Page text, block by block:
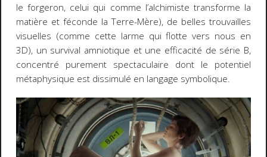
le forgeron, celui qui comme l’alchimiste transforme la
matière et féconde la Terre-Mère), de belles trouvailles
visuelles (comme cette larme qui flotte vers nous en
3D), un survival amniotique et une efficacité de série B,
concentré purement spectaculaire dont le potentiel
métaphysique est dissimulé en langage symbolique.